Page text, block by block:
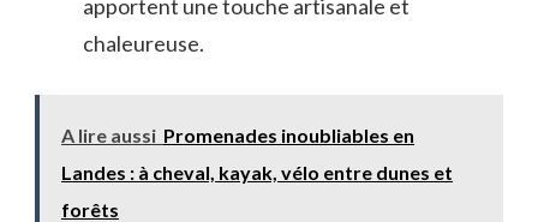
apportent une touche artisanale et
chaleureuse.
A lire aussi Promenades inoubliables en
Landes : à cheval, kayak, vélo entre dunes et
forêts